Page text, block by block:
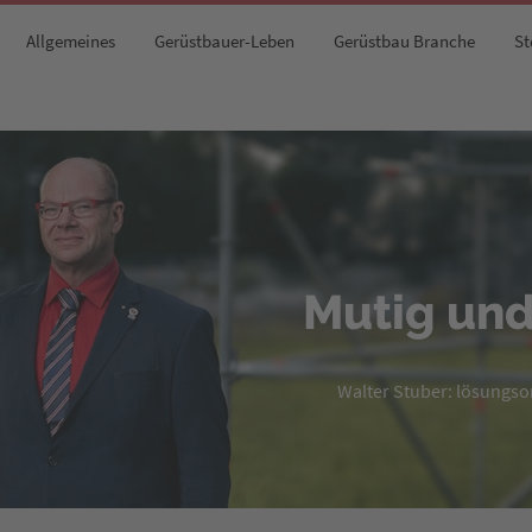
Allgemeines Gerüstbauer-Leben Gerüstbau Branche
Mutig
Walter Stuber: